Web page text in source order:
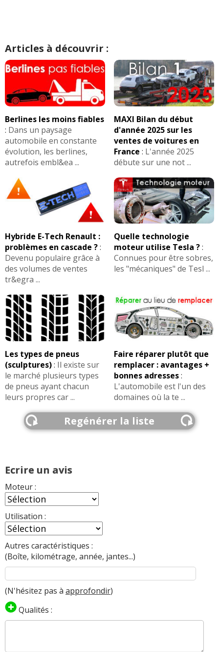
Articles à découvrir :
Berlines les moins fiables
: Dans un paysage
automobile en constante
évolution, les berlines,
autrefois embl&ea ...
MAXI Bilan du début
d'année 2025 sur les
ventes de voitures en
France : L'année 2025
débute sur une not ...
Hybride E-Tech Renault :
problèmes en cascade ?:
Devenu populaire grâce à
des volumes de ventes
tr&egra ...
Quelle technologie
moteur utilise Tesla ?:
Connues pour être sobres,
les "mécaniques" de Tesl ...
Les types de pneus
(sculptures): Il existe sur
le marché plusieurs types
de pneus ayant chacun
leurs propres car ...
Faire réparer plutôt que
remplacer : avantages +
bonnes adresses:
L'automobile est l'un des
domaines où la te ...
Regénérer la liste
Ecrire un avis
Moteur :
Utilisation :
Autres caractéristiques :
(Boîte, kilométrage, année, jantes...)
(N'hésitez pas à approfondir)
Qualités :